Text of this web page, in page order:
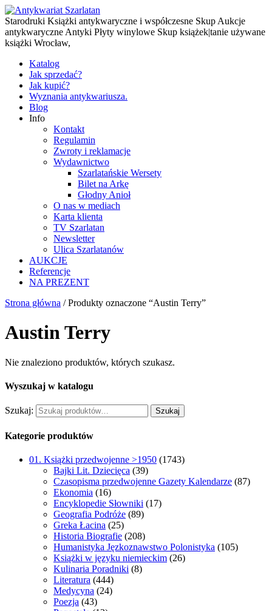
Starodruki Książki antykwaryczne i współczesne Skup Aukcje
antykwaryczne Antyki Płyty winylowe Skup książek|tanie używane
książki Wrocław,
Katalog
Jak sprzedać?
Jak kupić?
Wyznania antykwariusza.
Blog
Info
Kontakt
Regulamin
Zwroty i reklamacje
Wydawnictwo
Szarlatańskie Wersety
Bilet na Arkę
Głodny Anioł
O nas w mediach
Karta klienta
TV Szarlatan
Newsletter
Ulica Szarlatanów
AUKCJE
Referencje
NA PREZENT
Strona główna / Produkty oznaczone “Austin Terry”
Austin Terry
Nie znaleziono produktów, których szukasz.
Wyszukaj w katalogu
Szukaj: Szukaj
Kategorie produktów
01. Książki przedwojenne >1950 (1743)
Bajki Lit. Dziecięca (39)
Czasopisma przedwojenne Gazety Kalendarze (87)
Ekonomia (16)
Encyklopedie Słowniki (17)
Geografia Podróże (89)
Greka Łacina (25)
Historia Biografie (208)
Humanistyka Jęzkoznawstwo Polonistyka (105)
Książki w języku niemieckim (26)
Kulinaria Poradniki (8)
Literatura (444)
Medycyna (24)
Poezja (43)